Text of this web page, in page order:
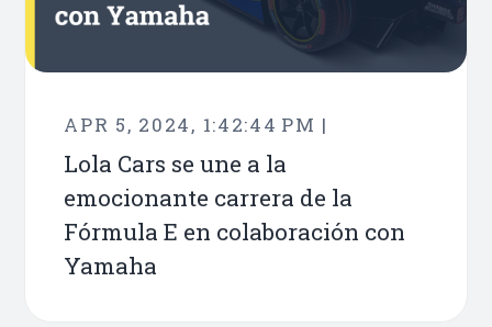
APR 5, 2024, 1:42:44 PM |
Lola Cars se une a la
emocionante carrera de la
Fórmula E en colaboración con
Yamaha